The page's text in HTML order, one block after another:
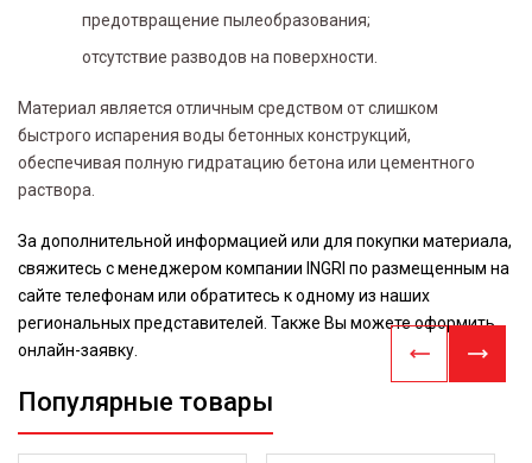
предотвращение пылеобразования;
отсутствие разводов на поверхности.
Материал является отличным средством от слишком
быстрого испарения воды бетонных конструкций,
обеспечивая полную гидратацию бетона или цементного
раствора.
За дополнительной информацией или для покупки материала,
свяжитесь с менеджером компании INGRI по размещенным на
сайте телефонам или обратитесь к одному из наших
региональных представителей. Также Вы можете оформить
онлайн-заявку.
Популярные товары